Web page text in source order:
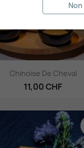
Aperçu rapide
Chinoise De Cheval
11,00 CHF
Non